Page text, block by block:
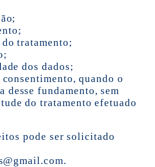
tratamento;
dos dados;
quando o
desse fundamento, sem
do tratamento efetuado
pode ser solicitado
.